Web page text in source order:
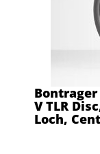
V TLR
Loch,